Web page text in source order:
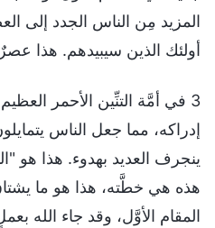
المزيد مِن الناس الجدد إلى
أولئك الذين سيبيدهم. هذا
3 في أمَّة التنِّين الأحمر
إدراكه، مما جعل الناس
ينجرف العديد بهدوء. هذا هو
هذه هي خطَّته، هذا هو ما
المقام الأوَّل، وقد جاء الله